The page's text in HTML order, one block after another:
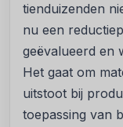
tienduizenden
nu een
geëvalueerd en
Het gaat om
uitstoot bij
toepassing van